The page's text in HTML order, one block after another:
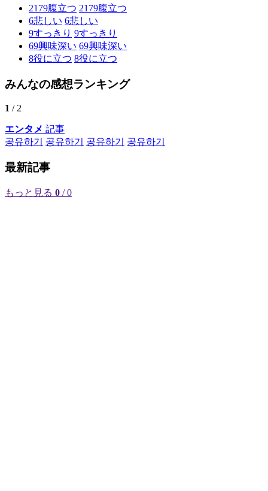
2179腹立つ 2179腹立つ
6悲しい 6悲しい
9すっきり 9すっきり
69興味深い 69興味深い
8役に立つ 8役に立つ
みんなの感想ランキング
1 / 2
エンタメ 記事
공유하기
공유하기 공유하기 공유하기
最新記事
もっと見る 0 / 0